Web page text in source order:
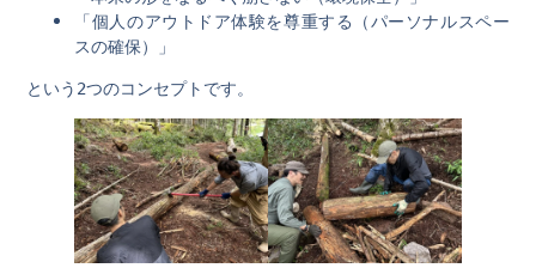
「個人のアウトドア体験を尊重する（パーソナルスペー
スの確保）」
という2つのコンセプトです。